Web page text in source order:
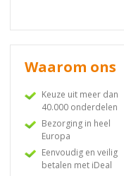
Waarom ons
Keuze uit meer dan
40.000 onderdelen
Bezorging in heel
Europa
Eenvoudig en veilig
betalen met iDeal